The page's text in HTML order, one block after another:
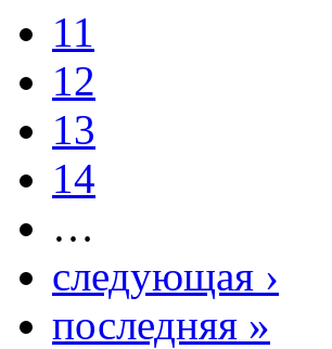
11
12
13
14
…
следующая ›
последняя »